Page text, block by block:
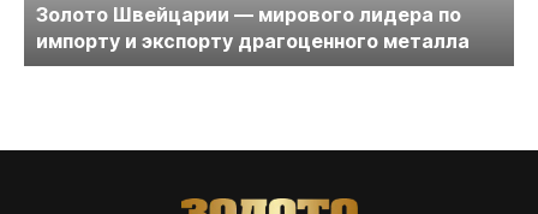
Золото Швейцарии — мирового лидера по
импорту и экспорту драгоценного металла